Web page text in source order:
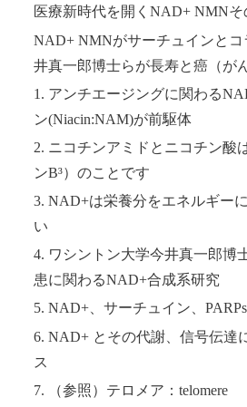
医療新時代を開くNAD+ NMNそ
NAD+ NMNがサーチュインと
井真一郎博士らが長寿と癌（が
1. アンチエージングに関わる
ン(Niacin:NAM)が前駆体
2. ニコチンアミドとニコチン酸
ンB³）のことです
3. NAD+は栄養分をエネルギー
い
4. ワシントン大学今井真一郎博
患に関わるNAD+合成系研究
5. NAD+、サーチュイン、
6. NAD+ とその代謝、信号伝達
ス
7. （参照）テロメア：telomere